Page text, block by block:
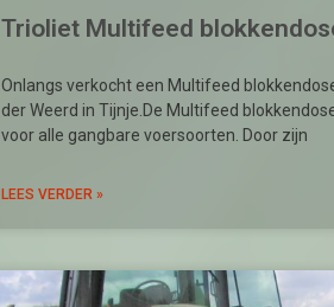
Trioliet Multifeed
Onlangs verkocht een Multifeed
der Weerd in Tijnje.De Multifeed
voor alle gangbare voersoorten. Door zijn
LEES VERDER »